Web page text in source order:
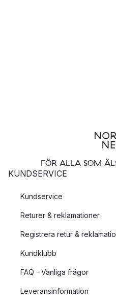
FÖR ALLA SOM
KUNDSERVICE
Kundservice
Returer & reklamationer
Registrera retur &
Kundklubb
FAQ - Vanliga frågor
Leveransinformation